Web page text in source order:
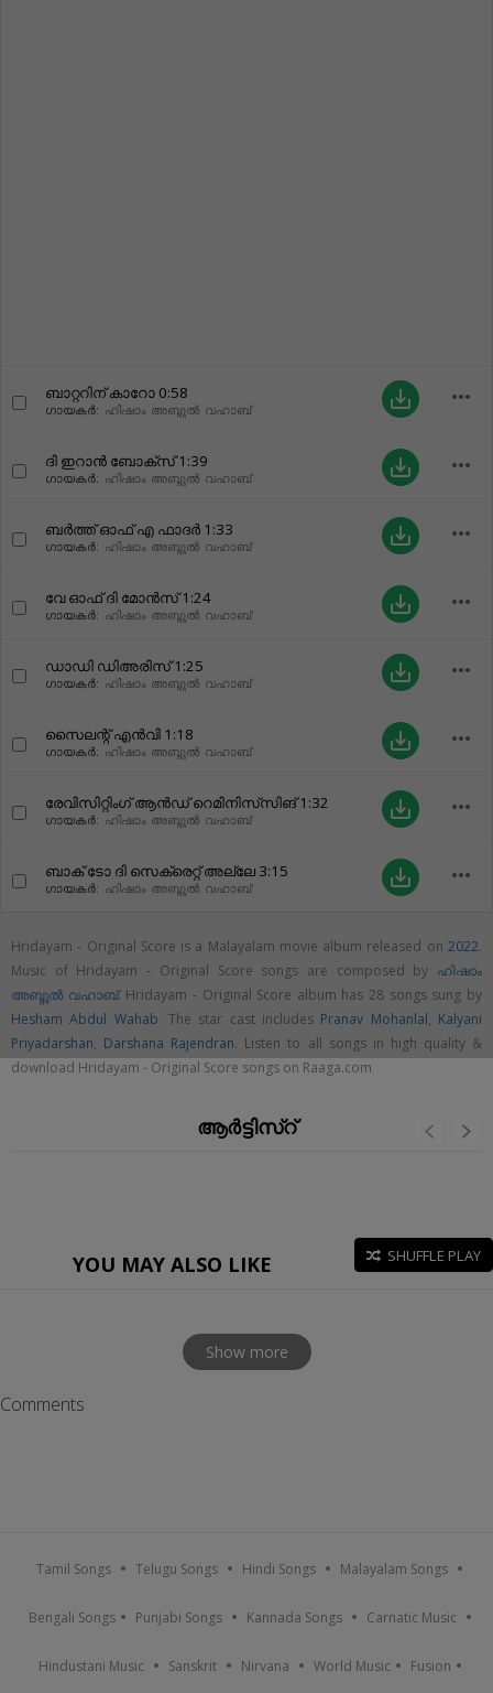
ബാറ്ററിന് കാറോ 0:58
ഗായകർ: ഹിഷാം അബ്ദുൽ വഹാബ് save_alt more_horiz
ദി ഇറാൻ ബോക്സ്1:39
ഗായകർ: ഹിഷാം അബ്ദുൽ വഹാബ് save_alt more_horiz
ബർത്ത് ഓഫ് എ ഫാദർ 1:33
ഗായകർ: ഹിഷാം അബ്ദുൽ വഹാബ് save_alt more_horiz
വേ ഓഫ് ദി മോൻസ്1:24
ഗായകർ: ഹിഷാം അബ്ദുൽ വഹാബ് save_alt more_horiz
ഡാഡി ഡിഅരിസ്1:25
ഗായകർ: ഹിഷാം അബ്ദുൽ വഹാബ് save_alt more_horiz
സൈലന്റ് എൻവി 1:18
ഗായകർ: ഹിഷാം അബ്ദുൽ വഹാബ് save_alt more_horiz
രേവിസിറ്റിംഗ് ആൻഡ് റെമിനിസ്‌സിങ്1:32
ഗായകർ: ഹിഷാം അബ്ദുൽ വഹാബ് save_alt more_horiz
ബാക് ടോ ദി സെക്രെറ്റ് അല്ലേ 3:15
ഗായകർ: ഹിഷാം അബ്ദുൽ വഹാബ് save_alt more_horiz
Hridayam - Original Score is a Malayalam movie album released on 2022.
Music of Hridayam - Original Score songs are composed by ഹിഷാം
അബ്ദുൽ വഹാബ്. Hridayam - Original Score album has 28 songs sung by
Hesham Abdul Wahab. The star cast includes Pranav Mohanlal, Kalyani
Priyadarshan, Darshana Rajendran. Listen to all songs in high quality &
download Hridayam - Original Score songs on Raaga.com
ആർട്ടിസ്റ്
YOU MAY ALSO LIKE SHUFFLE PLAY
Show more
Comments
Tamil Songs Telugu Songs Hindi Songs Malayalam Songs
Bengali Songs Punjabi Songs Kannada Songs Carnatic Music
Hindustani Music Sanskrit Nirvana World Music Fusion